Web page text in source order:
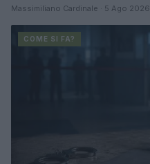
Massimiliano Cardinale · 5 Ago 2026
COME SI FA?